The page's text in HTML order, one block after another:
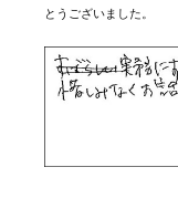
とうございました。